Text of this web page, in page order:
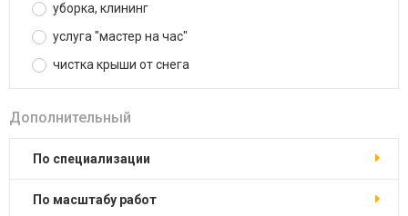
уборка, клининг
услуга "мастер на час"
чистка крыши от снега
Дополнительный
по специализации
по масштабу работ